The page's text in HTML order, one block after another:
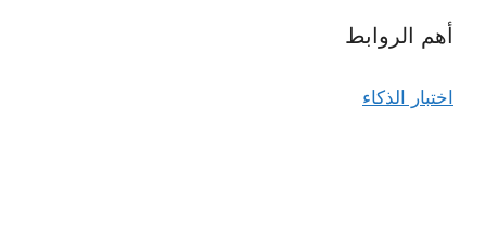
أهم الروابط
اختبار الذكاء